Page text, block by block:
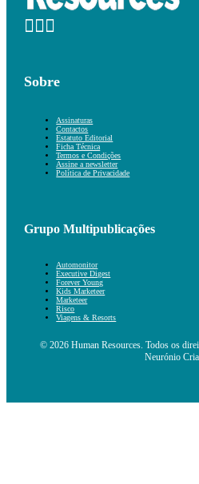
Sobre
Assinaturas
Contactos
Estatuto Editorial
Ficha Técnica
Termos e Condições
Assine a newsletter
Política de Privacidade
Grupo Multipublicações
Automonitor
Executive Digest
Forever Young
Kids Marketeer
Marketeer
Risco
Viagens & Resorts
© 2026 Human Resources. Todos os
Neurónio